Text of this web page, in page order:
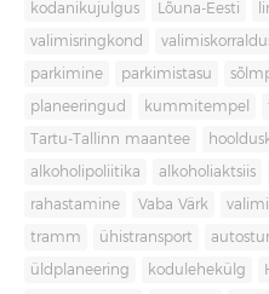
kodanikujulgus Lõuna-Eesti
valimisringkond
parkimine parkimistasu
planeeringud kummitempel
Tartu-Tallinn maantee
alkoholipoliitika alkoholiaktsiis
rahastamine Vaba Värk
tramm ühistransport
üldplaneering kodulehekülg